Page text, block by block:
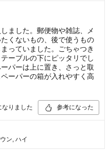
ました。郵便物や雑誌、メ
くないもの、後で使うもの
っていました。ごちゃつき
ーブルの下にピッタリでし
パーは上に置き、さっと取
ーパーの箱が入れやすく高
なりました 参考になった
ン, ハイ